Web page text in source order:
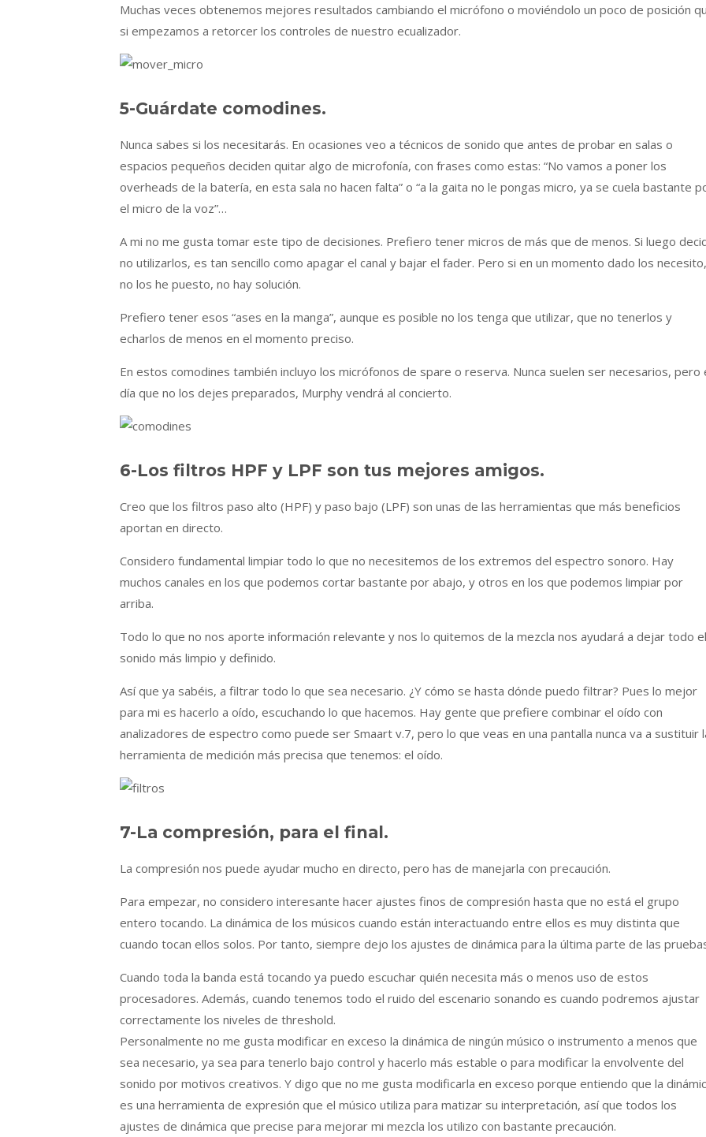
Muchas veces obtenemos mejores resultados cambiando el micrófono o moviéndolo un poco de posición
si empezamos a retorcer los controles de nuestro ecualizador.
5-Guárdate comodines.
Nunca sabes si los necesitarás. En ocasiones veo a técnicos de sonido que antes de probar en salas o
espacios pequeños deciden quitar algo de microfonía, con frases como estas: “No vamos a poner los
overheads de la batería, en esta sala no hacen falta” o “a la gaita no le pongas micro, ya se cuela bastante
el micro de la voz”…
A mi no me gusta tomar este tipo de decisiones. Prefiero tener micros de más que de menos. Si luego
no utilizarlos, es tan sencillo como apagar el canal y bajar el fader. Pero si en un momento dado los
no los he puesto, no hay solución.
Prefiero tener esos “ases en la manga”, aunque es posible no los tenga que utilizar, que no tenerlos y
echarlos de menos en el momento preciso.
En estos comodines también incluyo los micrófonos de spare o reserva. Nunca suelen ser necesarios, pero
día que no los dejes preparados, Murphy vendrá al concierto.
6-Los filtros HPF y LPF son tus mejores amigos.
Creo que los filtros paso alto (HPF) y paso bajo (LPF) son unas de las herramientas que más beneficios
aportan en directo.
Considero fundamental limpiar todo lo que no necesitemos de los extremos del espectro sonoro. Hay
muchos canales en los que podemos cortar bastante por abajo, y otros en los que podemos limpiar por
arriba.
Todo lo que no nos aporte información relevante y nos lo quitemos de la mezcla nos ayudará a dejar todo el
sonido más limpio y definido.
Así que ya sabéis, a filtrar todo lo que sea necesario. ¿Y cómo se hasta dónde puedo filtrar? Pues lo mejor
para mi es hacerlo a oído, escuchando lo que hacemos. Hay gente que prefiere combinar el oído con
analizadores de espectro como puede ser Smaart v.7, pero lo que veas en una pantalla nunca va a sustituir
herramienta de medición más precisa que tenemos: el oído.
7-La compresión, para el final.
La compresión nos puede ayudar mucho en directo, pero has de manejarla con precaución.
Para empezar, no considero interesante hacer ajustes finos de compresión hasta que no está el grupo
entero tocando. La dinámica de los músicos cuando están interactuando entre ellos es muy distinta que
cuando tocan ellos solos. Por tanto, siempre dejo los ajustes de dinámica para la última parte de las
Cuando toda la banda está tocando ya puedo escuchar quién necesita más o menos uso de estos
procesadores. Además, cuando tenemos todo el ruido del escenario sonando es cuando podremos ajustar
correctamente los niveles de threshold.
Personalmente no me gusta modificar en exceso la dinámica de ningún músico o instrumento a menos que
sea necesario, ya sea para tenerlo bajo control y hacerlo más estable o para modificar la envolvente del
sonido por motivos creativos. Y digo que no me gusta modificarla en exceso porque entiendo que la
es una herramienta de expresión que el músico utiliza para matizar su interpretación, así que todos los
ajustes de dinámica que precise para mejorar mi mezcla los utilizo con bastante precaución.